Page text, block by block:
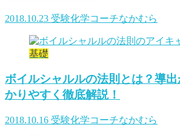
2018.10.23 受験化学コーチなかむら
基礎
ボイルシャルルの法則とは？導
かりやすく徹底解説！
2018.10.16 受験化学コーチなかむら